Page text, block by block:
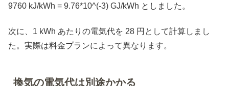
9760 kJ/kWh = 9.76*10^(-3) GJ/kWh としました。
次に、1 kWh あたりの電気代を 28 円として計算しまし
た。実際は料金プランによって異なります。
換気の電気代は別途かかる